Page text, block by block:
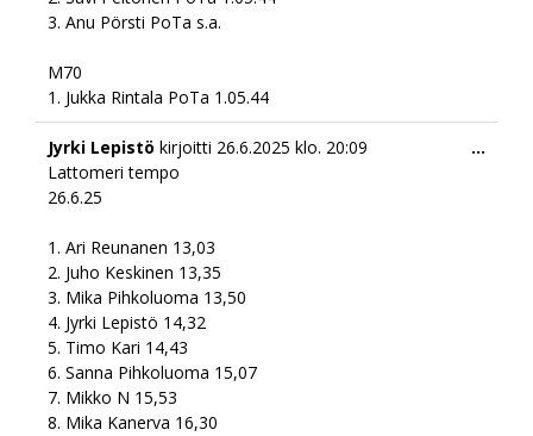
3. Anu Pörsti PoTa s.a.
M70
1. Jukka Rintala PoTa 1.05.44
Jyrki Lepistö kirjoitti 26.6.2025 klo. 20:09
Lattomeri tempo
26.6.25
1. Ari Reunanen 13,03
2. ⁠Juho Keskinen 13,35
3. ⁠Mika Pihkoluoma 13,50
4. ⁠Jyrki Lepistö 14,32
5. ⁠Timo Kari 14,43
6. ⁠Sanna Pihkoluoma 15,07
7. ⁠Mikko N 15,53
8. ⁠Mika Kanerva 16,30
...